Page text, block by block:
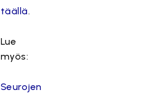
täällä.
Lue
myös:
Seurojen